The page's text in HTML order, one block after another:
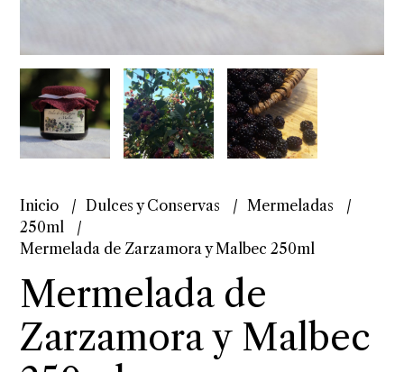
Inicio Dulces y Conservas
Mermeladas
250ml
Mermelada de Zarzamora y Malbec 250ml
Mermelada de
Zarzamora y Malbec